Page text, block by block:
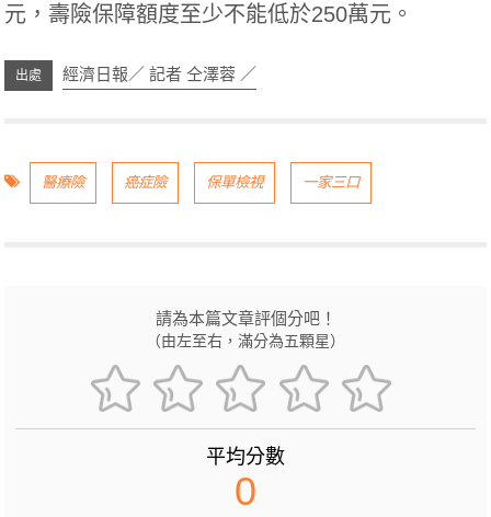
元，壽險保障額度至少不能低於250萬元。
經濟日報／ 記者 仝澤蓉 ／
醫療險 癌症險 保單檢視 一家三口
請為本篇文章評個分吧！
（由左至右，滿分為五顆星）
平均分數
0